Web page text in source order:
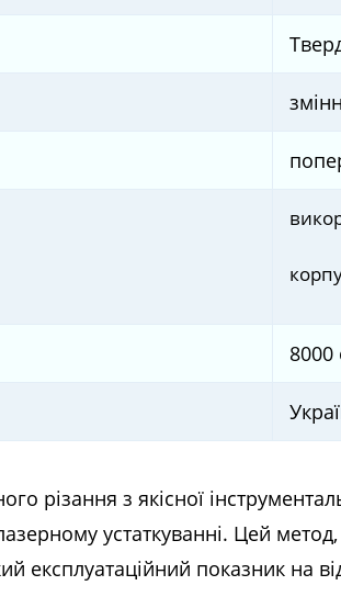
8000
різання з якісної
устаткуванні. Цей
експлуатаційний показник на